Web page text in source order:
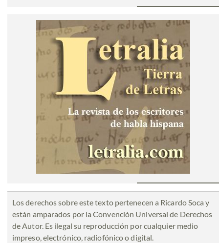
Los derechos sobre este texto pertenecen a Ricardo Soca y
están amparados por la Convención Universal de Derechos
de Autor. Es ilegal su reproducción por cualquier medio
impreso, electrónico, radiofónico o digital.